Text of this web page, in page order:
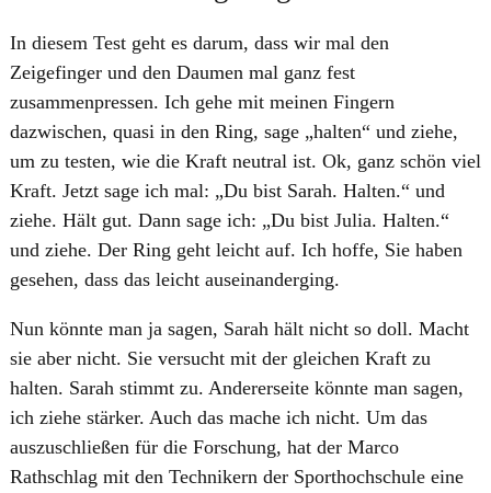
In diesem Test geht es darum, dass wir mal den
Zeigefinger und den Daumen mal ganz fest
zusammenpressen. Ich gehe mit meinen Fingern
dazwischen, quasi in den Ring, sage „halten“ und ziehe,
um zu testen, wie die Kraft neutral ist. Ok, ganz schön viel
Kraft. Jetzt sage ich mal: „Du bist Sarah. Halten.“ und
ziehe. Hält gut. Dann sage ich: „Du bist Julia. Halten.“
und ziehe. Der Ring geht leicht auf. Ich hoffe, Sie haben
gesehen, dass das leicht auseinanderging.
Nun könnte man ja sagen, Sarah hält nicht so doll. Macht
sie aber nicht. Sie versucht mit der gleichen Kraft zu
halten. Sarah stimmt zu. Andererseite könnte man sagen,
ich ziehe stärker. Auch das mache ich nicht. Um das
auszuschließen für die Forschung, hat der Marco
Rathschlag mit den Technikern der Sporthochschule eine